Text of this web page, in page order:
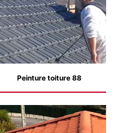
Peinture toiture 88